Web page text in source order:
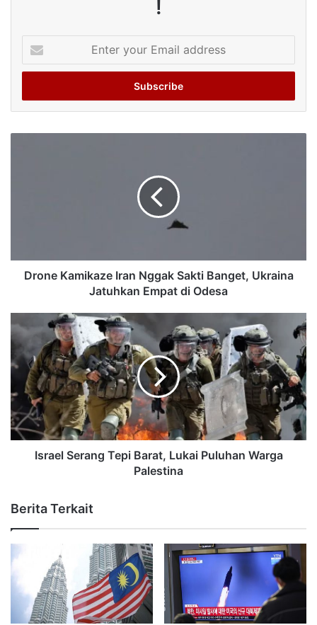
!
your
Email
Drone Kamikaze Iran Nggak Sakti Banget, Ukraina
Jatuhkan Empat di Odesa
Israel Serang Tepi Barat, Lukai Puluhan Warga
Palestina
Berita Terkait